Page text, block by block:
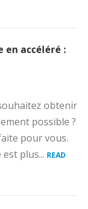
en accéléré :
obtenir
possible ?
pour vous.
plus... READ